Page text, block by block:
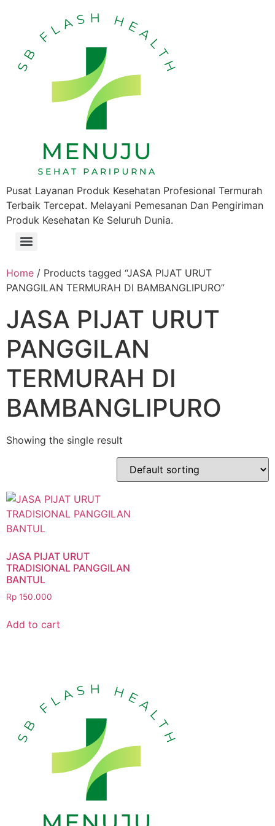
Pusat Layanan Produk Kesehatan Profesional Termurah
Terbaik Tercepat. Melayani Pemesanan Dan Pengiriman
Produk Kesehatan Ke Seluruh Dunia.
Home / Products tagged “JASA PIJAT URUT
PANGGILAN TERMURAH DI BAMBANGLIPURO”
JASA PIJAT URUT
PANGGILAN
TERMURAH DI
BAMBANGLIPURO
Showing the single result
JASA PIJAT URUT
TRADISIONAL PANGGILAN
BANTUL
Rp 150.000
Add to cart